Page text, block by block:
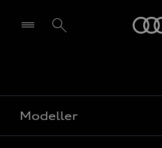
Modeller